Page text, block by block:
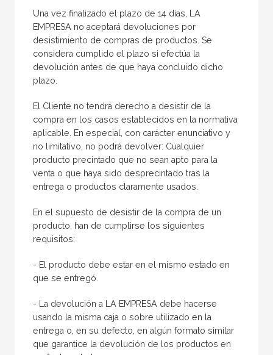
Una vez finalizado el plazo de 14 días, LA
EMPRESA no aceptará devoluciones por
desistimiento de compras de productos. Se
considera cumplido el plazo si efectúa la
devolución antes de que haya concluido dicho
plazo.
El Cliente no tendrá derecho a desistir de la
compra en los casos establecidos en la normativa
aplicable. En especial, con carácter enunciativo y
no limitativo, no podrá devolver: Cualquier
producto precintado que no sean apto para la
venta o que haya sido desprecintado tras la
entrega o productos claramente usados.
En el supuesto de desistir de la compra de un
producto, han de cumplirse los siguientes
requisitos:
- El producto debe estar en el mismo estado en
que se entregó.
- La devolución a LA EMPRESA debe hacerse
usando la misma caja o sobre utilizado en la
entrega o, en su defecto, en algún formato similar
que garantice la devolución de los productos en